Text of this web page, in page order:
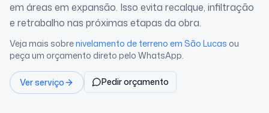
em áreas em expansão. Isso evita recalque, infiltração
e retrabalho nas próximas etapas da obra.
Veja mais sobrenivelamento de terreno em São Lucas ou
peça um orçamento direto pelo WhatsApp.
Ver serviço Pedir orçamento